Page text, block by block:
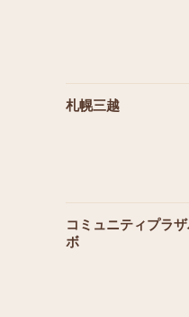
札幌三越
コミュニティプラザ
ボ